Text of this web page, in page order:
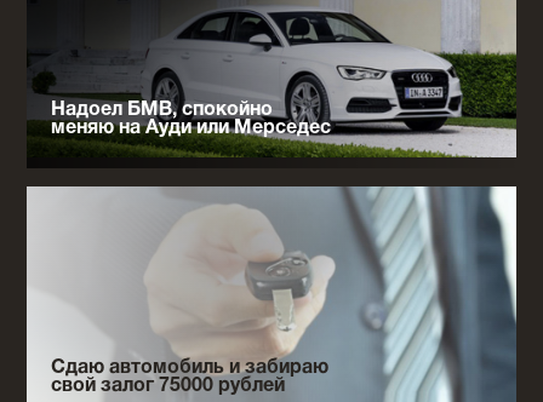
Надоел БМВ, спокойно
меняю на Ауди или Мерседес
Сдаю автомобиль и забираю
свой залог 75000 рублей